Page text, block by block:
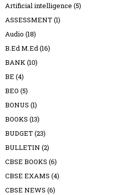
Artificial intelligence (5)
ASSESSMENT(1)
Audio (18)
B.Ed M.Ed(16)
BANK(10)
BE (4)
BEO (5)
BONUS (1)
BOOKS (13)
BUDGET(23)
BULLETIN (2)
CBSE BOOKS (6)
CBSE EXAMS (4)
CBSE NEWS (6)